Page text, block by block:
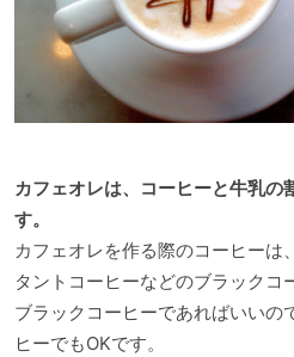
カフェオレは、コーヒーと牛乳の
す。
カフェオレを作る際のコーヒーは
タントコーヒーなどのブラックコ
ブラックコーヒーであればいいの
ヒーでもOKです。